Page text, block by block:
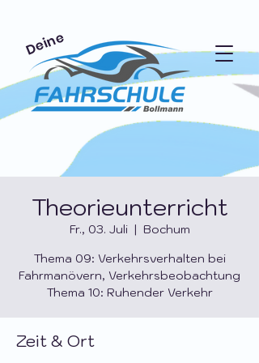
Deine
Theorieunterricht
Fr., 03. Juli
  |
Bochum
Thema 09: Verkehrsverhalten bei
Fahrmanövern, Verkehrsbeobachtung
Thema 10: Ruhender Verkehr
Zeit & Ort